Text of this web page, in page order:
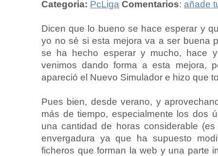
Categoria: PcLiga Comentarios: añade
Dicen que lo bueno se hace esperar y
yo no sé si esta mejora va a ser buena
se ha hecho esperar y mucho, hace
venimos dando forma a esta mejora,
apareció el Nuevo Simulador e hizo que
Pues bien, desde verano, y
más de tiempo, especialmente los dos
una cantidad de horas considerable
envergadura ya que ha supuesto
ficheros que forman la web y una parte